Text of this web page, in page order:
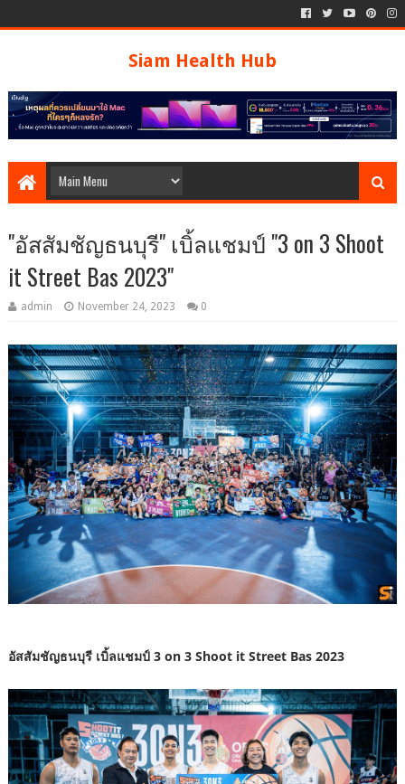
Siam Health Hub
"อัสสัมชัญธนบุรี" เบิ้ลแชมป์ "3 on 3 Shoot
it Street Bas 2023"
admin November 24, 2023 0
อัสสัมชัญธนบุรี เบิ้ลแชมป์ 3 on 3 Shoot it Street Bas 2023